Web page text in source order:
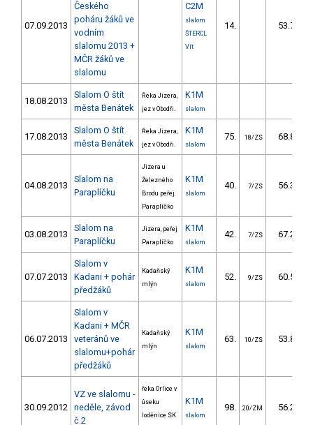
07.09.2013
Českého
poháru žáků ve
vodním
slalomu 2013 +
MČR žáků ve
slalomu
C2M
slalom
ŠTERCL
Vít
14. 53.78
18.08.2013
Slalom O štít
města Benátek
Řeka Jizera,
jez v Obodři.
K1M
slalom
17.08.2013
Slalom O štít
města Benátek
Řeka Jizera,
jez v Obodři.
K1M
slalom
75. 18/ZS 68.85
04.08.2013
Slalom na
Paraplíčku
Jizera u
Železného
Brodu peřej
Paraplíčko
K1M
slalom
40. 7/ZS 56.30
03.08.2013
Slalom na
Paraplíčku
Jizera, peřej
Paraplíčko
K1M
slalom
42. 7/ZS 67.20
07.07.2013
Slalom v
Kadani + pohár
předžáků
Kadaňský
mlýn
K1M
slalom
52. 9/ZS 60.50
06.07.2013
Slalom v
Kadani + MČR
veteránů ve
slalomu+pohár
předžáků
Kadaňský
mlýn
K1M
slalom
63. 10/ZS 53.80
30.09.2012
VZ ve slalomu -
neděle, závod
č.2
řeka Orlice v
úseku
loděnice SK
K1M
slalom
98. 20/ZM 56.20